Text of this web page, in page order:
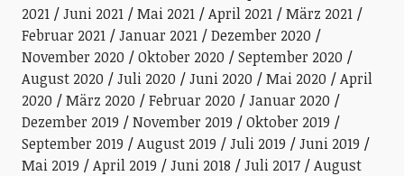
2021
Juni 2021 Mai 2021 April 2021
März 2021
Februar 2021
Januar 2021
Dezember 2020
November 2020
Oktober 2020
September 2020
August 2020
Juli 2020 Juni 2020 Mai 2020
April
2020
März 2020 Februar 2020
Januar 2020
Dezember 2019
November 2019
Oktober 2019
September 2019
August 2019 Juli 2019
Juni 2019
Mai 2019
April 2019 Juni 2018 Juli 2017
August